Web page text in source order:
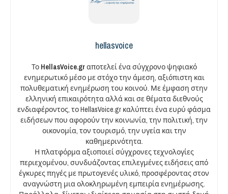
hellasvoice
Το HellasVoice.grαποτελεί ένα σύγχρονο ψηφιακό
ενημερωτικό μέσο με στόχο την άμεση, αξιόπιστη και
πολυθεματική ενημέρωση του κοινού. Με έμφαση στην
ελληνική επικαιρότητα αλλά και σε θέματα διεθνούς
ενδιαφέροντος, το HellasVoice.gr καλύπτει ένα ευρύ φάσμα
ειδήσεων που αφορούν την κοινωνία, την πολιτική, την
οικονομία, τον τουρισμό, την υγεία και την
καθημερινότητα.
Η πλατφόρμα αξιοποιεί σύγχρονες τεχνολογίες
περιεχομένου, συνδυάζοντας επιλεγμένες ειδήσεις από
έγκυρες πηγές με πρωτογενές υλικό, προσφέροντας στον
αναγνώστη μια ολοκληρωμένη εμπειρία ενημέρωσης.